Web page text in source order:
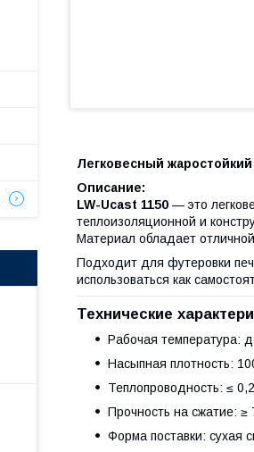
Легковесный
Описание:
LW-Ucast 1150 — это
теплоизоляционной и
Материал обладает
Подходит для футеровки
использоваться как
Технические
Рабочая температура:
Насыпная плотность:
Теплопроводность: ≤
Прочность на сжатие:
Форма поставки: сухая